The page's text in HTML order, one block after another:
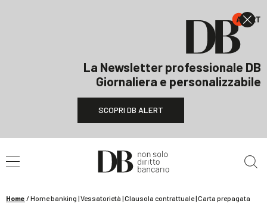
La Newsletter professionale DB
Giornaliera e personalizzabile
SCOPRI DB ALERT
Home /Home banking | Vessatorietà | Clausola contrattuale | Carta prepagata